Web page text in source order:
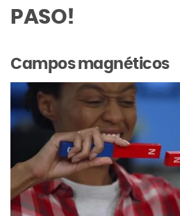
PASO!
Campos magnéticos